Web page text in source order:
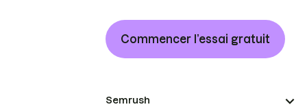
Commencer l’essai gratuit
Semrush